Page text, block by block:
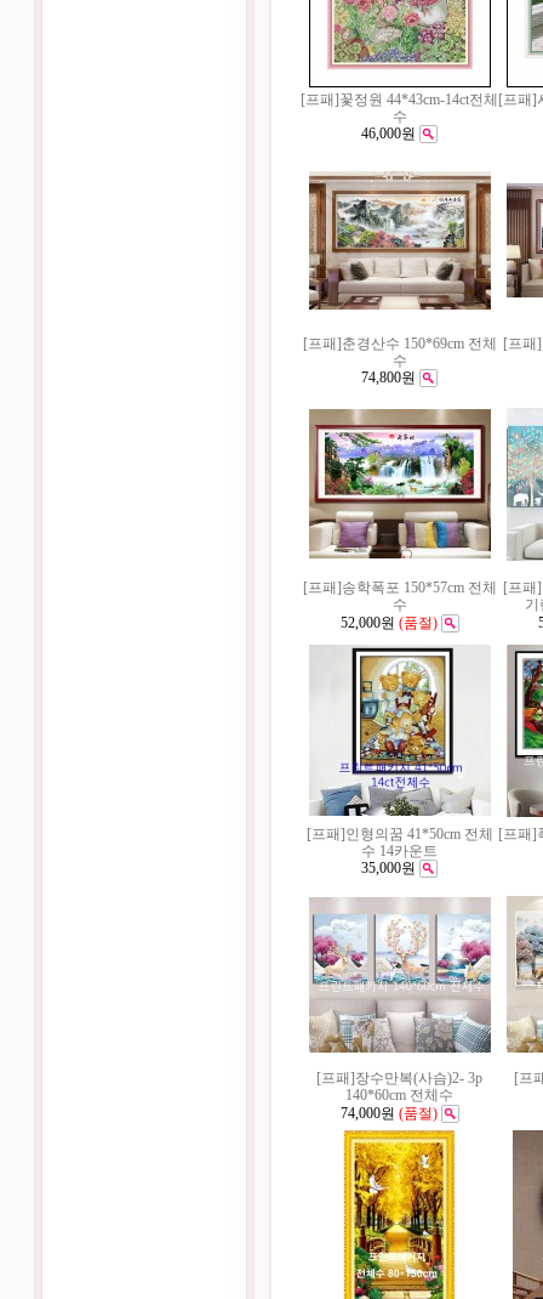
[프패]꽃정원 44*43cm-14ct전체
수
46,000원
[프패]
[프패]춘경산수 150*69cm 전체
수
74,800원
[프패
[프패]송학폭포 150*57cm 전체
수
52,000원 (품절)
[프패
기
[프패]인형의꿈 41*50cm 전체
수 14카운트
35,000원
[프패]
[프패]장수만복(사슴)2- 3p
140*60cm 전체수
74,000원 (품절)
[프